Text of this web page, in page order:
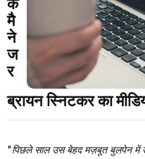
मै
ने
ज
र
ब्रायन स्निटकर का
"पिछले साल उस बेहद मज़बूत बुलपेन में